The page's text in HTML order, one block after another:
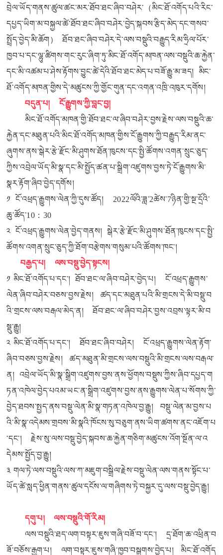
བྲེལ་ཡོད་གནས་ཚུལ་ཚང་མར་ཐོབ་ཐང་ཞིབ་བཤེར་（མིང་ཐོ་འགོད་པའི་རིང་
དཔྱད་ཡིག་མ་བསྐྱལ་ཚེ་ཐོབ་ཐང་ཞིབ་བཤེར་བྱེད་སྐབས་རྩིད་མེད་དང་གསབ་
སྤྲོད་བྱེད་མི་ཆོག） ཐོབ་ཐང་ཞིབ་བཤེར་དེ་ལས་བསྡུའི་བརྒྱུད་རིམ་ཧྲིལ་པོར་
ཁྱབ་པ་དང་ལྷུ་ཚིགས་གང་རུང་ཞིག་ཏུ་མིང་ཐོ་འགོད་མཁན་ལས་བསྡུའི་ཆ་རྐྱེན་
དང་མི་འཚམ་པ་ཤེས་རྟོགས་བྱུང་ཚེ་དེའི་ཐོབ་ཐང་མེད་པ་བཟོ་རྒྱུ་མ་ཟད། མིང་
ཐོ་འགོད་མཁན་གྱིས་དེ་མཚུངས་ཀྱི་གྱོང་གུན་དང་འགན་འཁྲི་འཁུར་དགོས།
བདུན་པ། ངོ་རྒྱུགས་ཀྱི་བླང་བྱ།
མིང་ཐོ་འགོད་མཁན་གྱི་ཐོབ་ཐང་ལ་ཞིབ་བཤེར་བྱས་རྗེས་ལས་བསྡུའི་ཆ་
རྐྱེན་དང་མཐུན་པའི་མིང་ཐོ་འགོད་མཁན་གྱིས་ངོ་རྒྱུགས་ཀྱི་བརྒྱུད་རིམ་ནང་
ཞུགས་ནས་སྒེར་རྩེ་རྫོང་མི་ཤུགས་ཐོན་ཁུངས་དང་སྤྱི་ཚོགས་འགན་སྲུང་ཅུད་
ཀྱིས་འབྲེལ་ཡོད་མི་སྣ་དང་མི་སྤྱོད་ཚན་པ་སྒྲིག་འཛུགས་བྱས་ཏེ་ངོ་རྒྱུགས་མི་
སྣར་རྟོག་ཞིབ་བྱེད་དགོས།
༡ ངོ་འཕྲད་རྒྱུགས་ལེན་ཀྱི་དུས་ཚོད། 2022ལོའི་ཟླ་2ཚེས་7ཉིན་གྱི་སྔ་དྲོའི་
ཆུ་ཚོད་10：30
༢ ངོ་འཕྲད་རྒྱུགས་ལེན་བྱེད་གནས། སྒེར་རྩེ་རྫོང་མི་ཤུགས་ཐོན་ཁུངས་དང་སྤྱི་
ཚོགས་འགན་སྲུང་ཅུད་ཀྱི་ཐོག་བརྩེགས་གསུམ་པའི་ཚོགས་ཁང་།
བརྒྱད་པ། ལས་བསྡུ་བྱེད་སྟངས།
༡ མིང་ཐོ་འགོད་པ་དང་། ཐོབ་ཐང་ལ་ཞིབ་བཤེར་བྱེད་པ། ངོ་འཕྲད་རྒྱུགས་
ལེན་ཞིབ་བཤེར་བཅས་བྱས་རྗེས། ཚད་དང་མཐུན་པའི་མི་གྲངས་དེ་མི་བསྡུ་བ
འི་གྲངས་ལས་བརྒལ་མེད་ན། ཐོབ་ཐང་ལ་ཞིབ་བཤེར་བྱས་འབྲས་ལྟར་མི་བ
སྡུ་རྒྱུ།
༢ མིང་ཐོ་འགོད་པ་དང་། ཐོབ་ཐང་ཞིབ་བཤེར། ངོ་འཕྲད་རྒྱུགས་ལེན་རྟོག་
ཞིབ་བཅས་བྱས་རྗེས། ཚད་མཐུན་མི་གྲངས་ལས་བསྡུའི་མི་གྲངས་ལས་བརྒལ་
ན། འབྲེལ་ཡོད་མི་སྣ་སྒྲིག་འཛུགས་བྱས་ནས་ཕྱོགས་བསྡུས་ཀྱིས་ཞིབ་དཔྱད་ག
ཏན་འཁེལ་བྱེད་པའམ་ཡང་ན་སྒྲིག་འཛུགས་བྱས་ནས་རྒྱུགས་ལེན་པ་སོགས་ཀྱི་
བྱེད་ཐབས་སྤྱད་ནས་བསྡུ་ལེན་མི་སྣ་གཏན་འཁེལ་བྱ་རྒྱུ། བསྡུ་ལེན་མ་བྱས་པ
འི་མི་སྣ་འདེམས་གྲབས་མི་སྣའི་ཁོངས་སུ་བཅུག་ནས་ཡིག་ཚགས་ནང་འཇོག་པ
་དང་། རྗེས་སུ་ལས་བསྡུ་བྱེད་སྐབས་ཆ་རྐྱེན་གཅིག་མཚུངས་འོག་སྔོན་ལ་འ
དེམས་སྤྱོད་བྱ་རྒྱུ།
༣ གལ་ཏེ་ལས་བསྡུའི་ལས་ཀ་མཇུག་བསྒྲིལ་རྗེས་བསྡུ་ལེན་ལས་གནས་སྟོང་པ་
ཡོད་ཚེ་སླད་ཕྱིན་གནས་ཚུལ་དངོས་ལ་གཞིགས་ཏེ་བསྐྱར་དུ་ལས་བསྡུ་བྱེད་རྒྱུ།
དགུ་པ། ལས་བསྡུའི་གོ་རིམ།
ལས་བསྡུའི་ཐད་ལག་བསྟར་ཇུས་གཞི་བཟོ་བ་དང་། དྲ་ཐོག་ཆ་འཕྲིན་བ
ཟོ་བཅོས་རྒྱག་པ། ལག་བསྟར་ཇུས་གཞི་ཁྱབ་བསྒྲགས་བྱེད་པ། མིང་ཐོ་འགོད